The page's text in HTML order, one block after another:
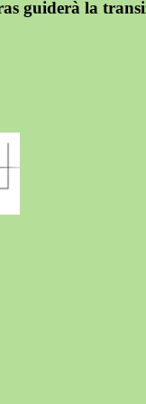
guiderà la